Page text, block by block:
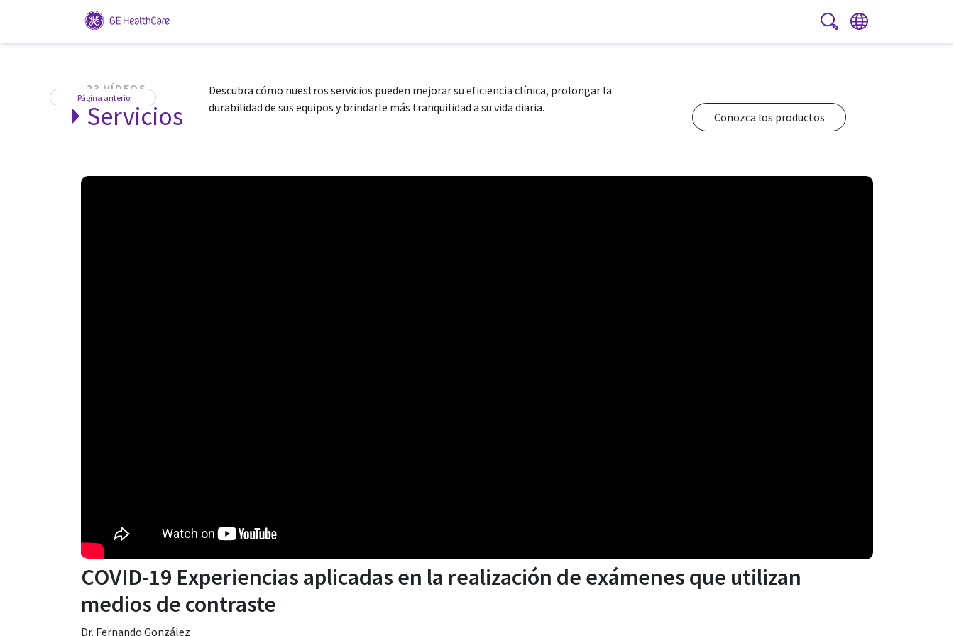
PT ES
Página anterior
23 VÍDEOS
Servicios
Descubra cómo nuestros servicios pueden mejorar su eficiencia clínica, prolongar la
durabilidad de sus equipos y brindarle más tranquilidad a su vida diaria.
Conozca los productos
COVID-19 Experiencias aplicadas en la realización de exámenes que utilizan
medios de contraste
Dr. Fernando González